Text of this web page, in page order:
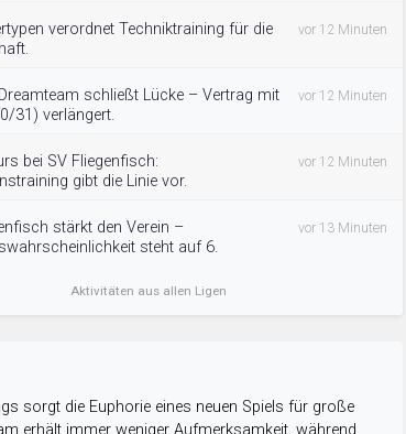
verordnet Techniktraining für die
vor 12 Minuten
schließt Lücke – Vertrag mit
31) verlängert.
vor 12 Minuten
bei SV Fliegenfisch:
gibt die Linie vor.
vor 12 Minuten
stärkt den Verein –
steht auf 6.
vor 13 Minuten
Aktivitäten aus allen Ligen
sorgt die Euphorie eines neuen Spiels für große
erhält immer weniger Aufmerksamkeit, während